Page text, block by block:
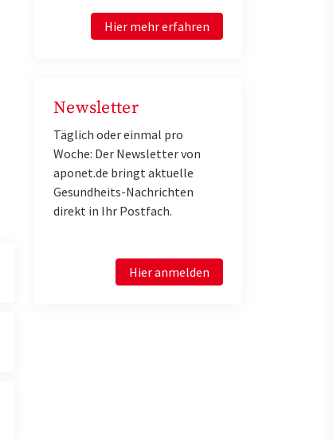
Hier mehr erfahren
Newsletter
Täglich oder einmal pro
Woche: Der Newsletter von
aponet.de bringt aktuelle
Gesundheits-Nachrichten
direkt in Ihr Postfach.
Hier anmelden